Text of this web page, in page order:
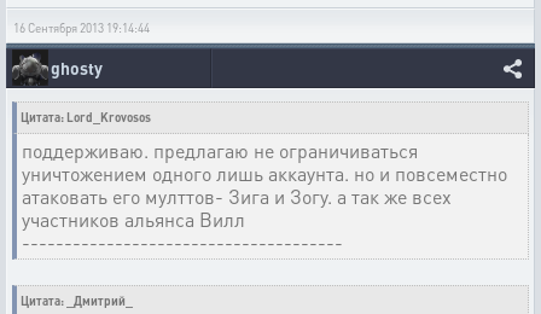
16 Сентября 2013 19:14:44
ghosty
Цитата: Lord_Krovosos
поддерживаю. предлагаю не ограничиваться
уничтожением одного лишь аккаунта. но и повсеместно
атаковать его мулттов- Зига и Зогу. а так же всех
участников альянса Вилл
--------------------------------------
Цитата: _Дмитрий_